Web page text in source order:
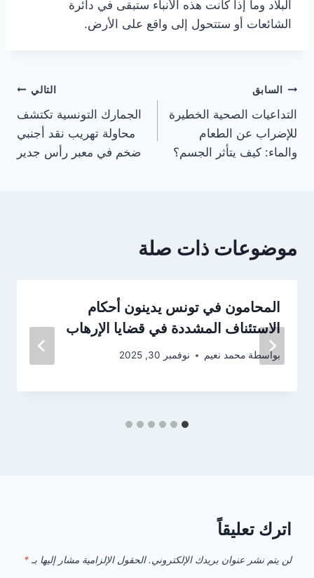
البلاد وما إذا كانت هذه الأنباء ستبقى في دائرة
الشائعات أو ستتحول إلى واقع على الأرض.
تصفّح
المقالات
السابق
التداعيات الصحية الخطيرة
للإضراب عن الطعام
والماء: كيف يتأثر الجسم؟
التالي
الجمارك التونسية تكتشف
محاولة تهريب نقد أجنبي
ضخم في معبر رأس جدير
موضوعات ذات صلة
المحامون في تونس يدينون أحكام
الاستئناف المشددة في قضايا الإرهاب
بواسطة محمد نعيم نوفمبر 30, 2025
اترك تعليقاً
لن يتم نشر عنوان بريدك الإلكتروني. الحقول الإلزامية مشار إليها بـ *